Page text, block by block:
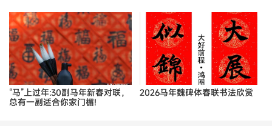
“马”上过年:30副马年新春对联，
总有一副适合你家门楣!
2026马年魏碑体春联书法欣赏